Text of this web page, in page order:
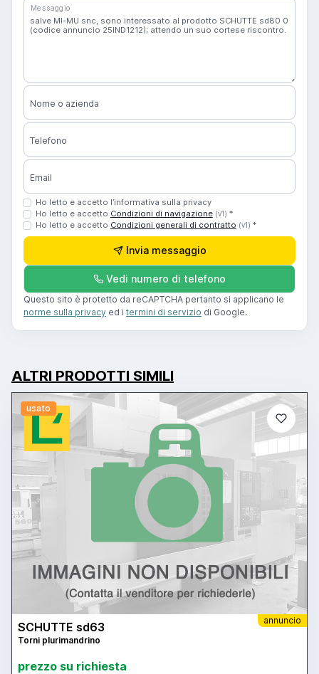
Messaggio
Nome o azienda
Telefono
Email
Ho letto e accetto l’informativa sulla privacy
Ho letto e accetto Condizioni di navigazione (v1) *
Ho letto e accetto Condizioni generali di contratto (v1) *
Invia messaggio
Vedi numero di telefono
Questo sito è protetto da reCAPTCHA pertanto si applicano le
norme sulla privacy ed i termini di servizio di Google.
ALTRI PRODOTTI SIMILI
usato
annuncio
SCHUTTE sd63
Torni plurimandrino
prezzo su richiesta